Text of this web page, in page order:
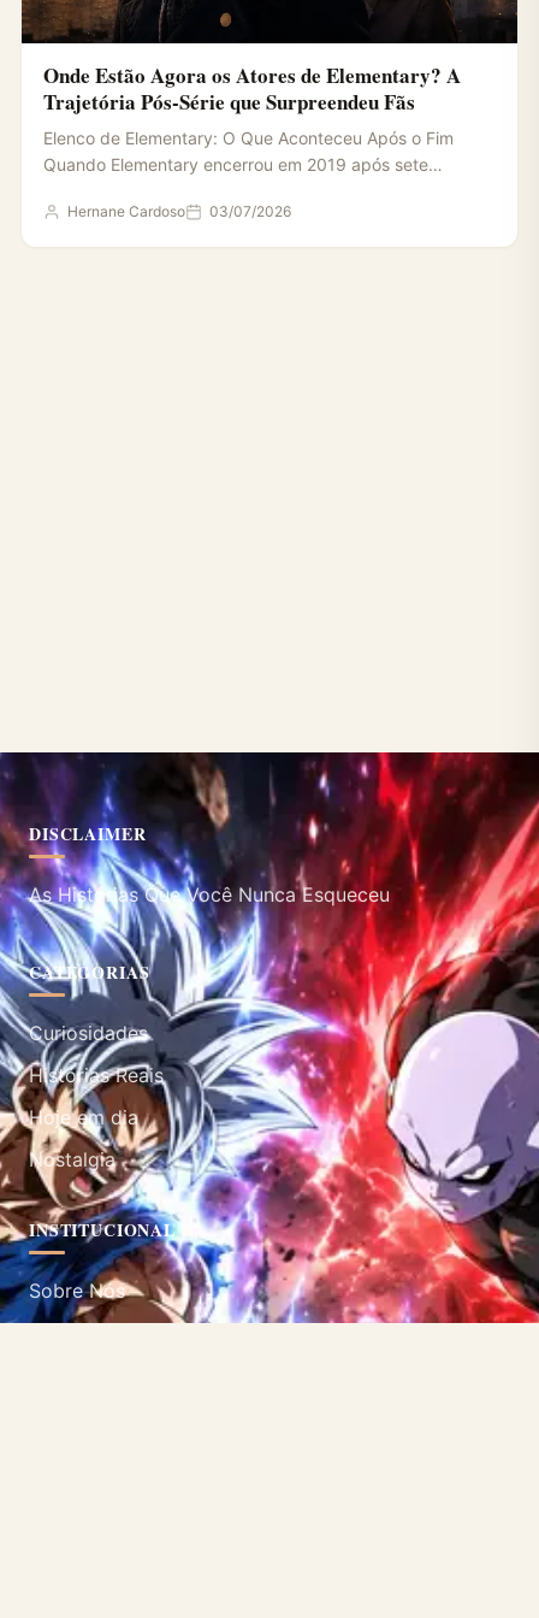
Onde Estão Agora os Atores de Elementary? A
Trajetória Pós-Série que Surpreendeu Fãs
Elenco de Elementary: O Que Aconteceu Após o Fim
Quando Elementary encerrou em 2019 após sete
Hernane Cardoso 03/07/2026
DISCLAIMER
As Histórias Que Você Nunca Esqueceu
CATEGORIAS
Curiosidades
Histórias Reais
Hoje em dia
Nostalgia
INSTITUCIONAL
Sobre Nós